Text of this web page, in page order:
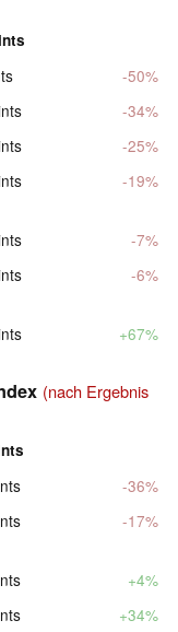
-50%
-34%
-25%
-19%
-7%
-6%
+67%
(nach Ergebnis
-36%
-17%
+4%
+34%